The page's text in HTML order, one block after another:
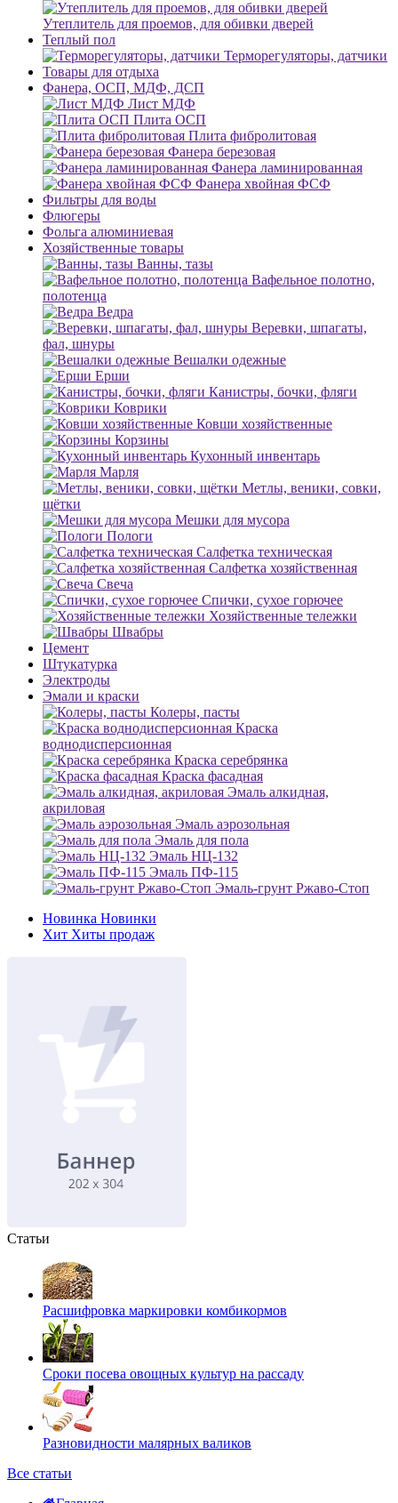
Утеплитель для проемов, для обивки дверей
Теплый пол
Терморегуляторы, датчики
Товары для отдыха
Фанера, ОСП, МДФ, ДСП
Лист МДФ
Плита ОСП
Плита фибролитовая
Фанера березовая
Фанера ламинированная
Фанера хвойная ФСФ
Фильтры для воды
Флюгеры
Фольга алюминиевая
Хозяйственные товары
Ванны, тазы
Вафельное полотно,
полотенца
Ведра
Веревки, шпагаты,
фал, шнуры
Вешалки одежные
Ерши
Канистры, бочки, фляги
Коврики
Ковши хозяйственные
Корзины
Кухонный инвентарь
Марля
Метлы, веники, совки,
щётки
Мешки для мусора
Пологи
Салфетка техническая
Салфетка хозяйственная
Свеча
Спички, сухое горючее
Хозяйственные тележки
Швабры
Цемент
Штукатурка
Электроды
Эмали и краски
Колеры, пасты
Краска
воднодисперсионная
Краска серебрянка
Краска фасадная
Эмаль алкидная,
акриловая
Эмаль аэрозольная
Эмаль для пола
Эмаль НЦ-132
Эмаль ПФ-115
Эмаль-грунт Ржаво-Стоп
Новинка Новинки
Хит Хиты продаж
Статьи
Расшифровка маркировки комбикормов
Сроки посева овощных культур на рассаду
Разновидности малярных валиков
Все статьи